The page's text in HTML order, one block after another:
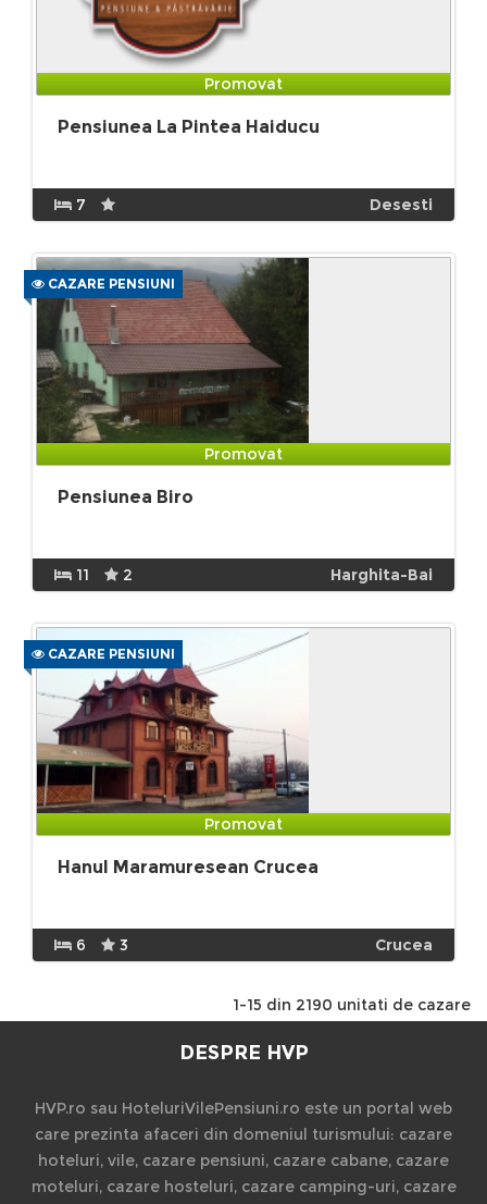
Promovat
Pensiunea La Pintea Haiducu
7 Desesti
CAZARE PENSIUNI
Promovat
Pensiunea Biro
11 2 Harghita-Bai
CAZARE PENSIUNI
Promovat
Hanul Maramuresean Crucea
6 3 Crucea
1-15 din 2190 unitati de cazare
DESPRE HVP
HVP.ro sau HoteluriVilePensiuni.ro este un portal web
care prezinta afaceri din domeniul turismului: cazare
hoteluri, vile, cazare pensiuni, cazare cabane, cazare
moteluri, cazare hosteluri, cazare camping-uri, cazare